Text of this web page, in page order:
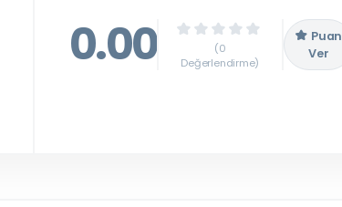
0.00
(0
Değerlendirme)
Puan
Ver